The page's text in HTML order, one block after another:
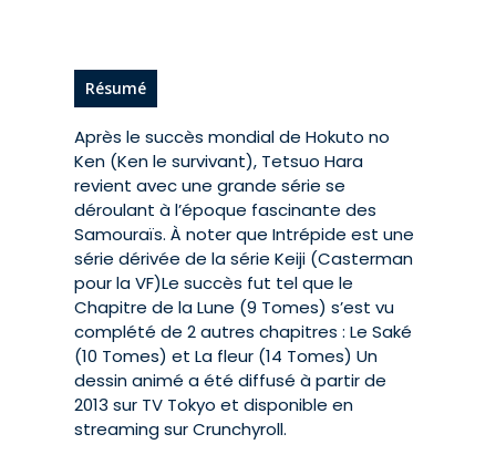
Résumé
Après le succès mondial de Hokuto no
Ken (Ken le survivant), Tetsuo Hara
revient avec une grande série se
déroulant à l’époque fascinante des
Samouraïs. À noter que Intrépide est une
série dérivée de la série Keiji (Casterman
pour la VF)Le succès fut tel que le
Chapitre de la Lune (9 Tomes) s’est vu
complété de 2 autres chapitres : Le Saké
(10 Tomes) et La fleur (14 Tomes) Un
dessin animé a été diffusé à partir de
2013 sur TV Tokyo et disponible en
streaming sur Crunchyroll.